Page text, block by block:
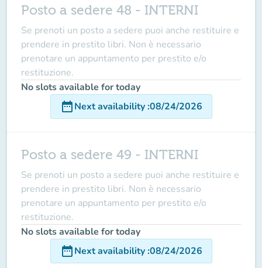
Posto a sedere 48 - INTERNI
Se prenoti un posto a sedere puoi anche restituire e
prendere in prestito libri. Non è necessario
prenotare un appuntamento per prestito e/o
restituzione.
No slots available for today
date_rangeNext availability:08/24/2026
Posto a sedere 49 - INTERNI
Se prenoti un posto a sedere puoi anche restituire e
prendere in prestito libri. Non è necessario
prenotare un appuntamento per prestito e/o
restituzione.
No slots available for today
date_rangeNext availability:08/24/2026